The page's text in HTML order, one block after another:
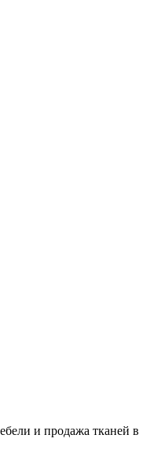
и продажа тканей в